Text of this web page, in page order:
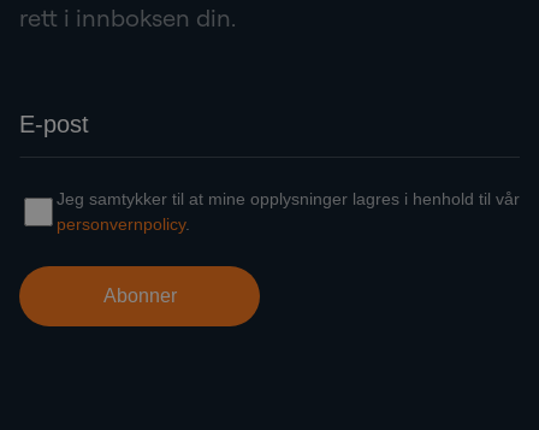
rett i innboksen din.